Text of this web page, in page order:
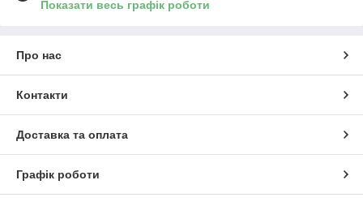
Показати весь графік роботи
Про нас
Контакти
Доставка та оплата
Графік роботи